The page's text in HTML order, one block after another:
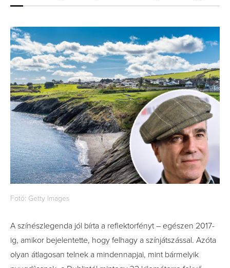
Fotó: Getty Images
A színészlegenda jól bírta a reflektorfényt – egészen 2017-
ig, amikor bejelentette, hogy felhagy a színjátszással. Azóta
olyan átlagosan telnek a mindennapjai, mint bármelyik